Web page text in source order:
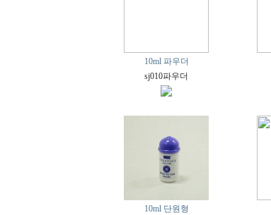
10ml 파우더
sj010파우더
10ml 단원형